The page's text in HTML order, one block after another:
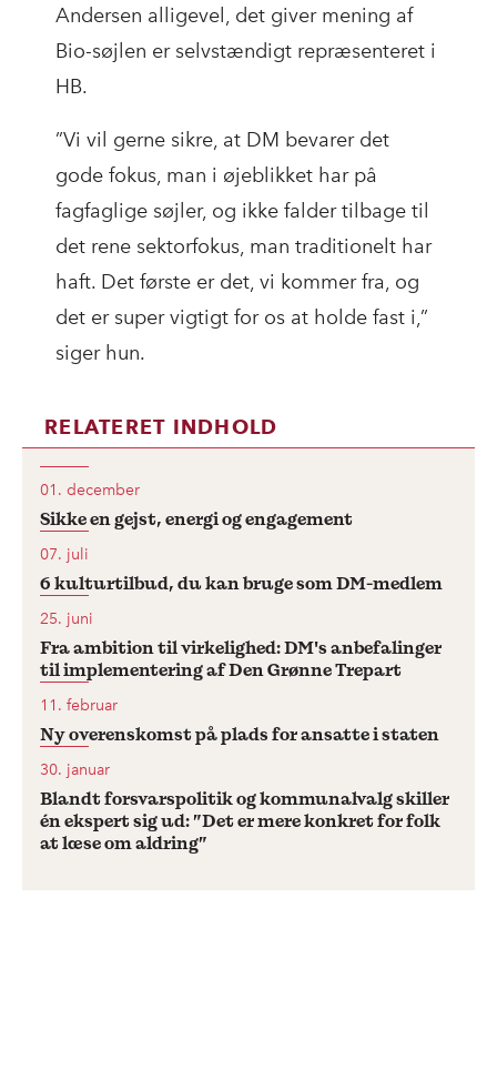
Andersen alligevel, det giver mening af
Bio-søjlen er selvstændigt repræsenteret i
HB.
”Vi vil gerne sikre, at DM bevarer det
gode fokus, man i øjeblikket har på
fagfaglige søjler, og ikke falder tilbage til
det rene sektorfokus, man traditionelt har
haft. Det første er det, vi kommer fra, og
det er super vigtigt for os at holde fast i,”
siger hun.
RELATERET INDHOLD
01. december
Sikke en gejst, energi og engagement
07. juli
6 kulturtilbud, du kan bruge som DM-medlem
25. juni
Fra ambition til virkelighed: DM's anbefalinger
til implementering af Den Grønne Trepart
11. februar
Ny overenskomst på plads for ansatte i staten
30. januar
Blandt forsvarspolitik og kommunalvalg skiller
én ekspert sig ud: ”Det er mere konkret for folk
at læse om aldring”